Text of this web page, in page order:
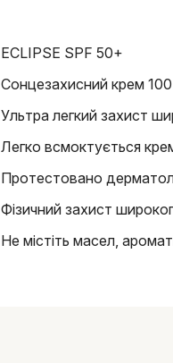
ECLIPSE SPF 50+
Сонцезахисний крем 100
Ультра легкий захист
Легко всмоктується
Протестовано
Фізичний захист
Не містіть масел,